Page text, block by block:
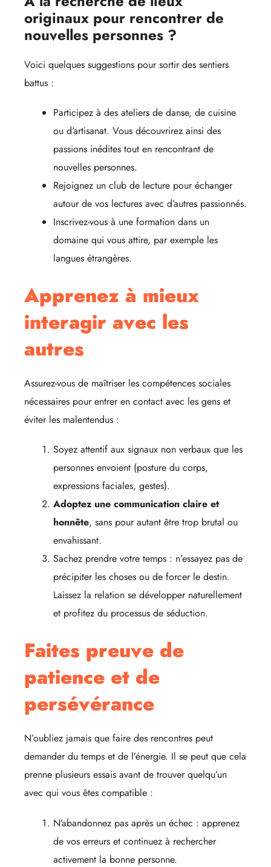
originaux pour rencontrer de
nouvelles personnes ?
Voici quelques suggestions pour sortir des sentiers
battus :
Participez à des ateliers de danse, de cuisine
ou d’artisanat. Vous découvrirez ainsi des
passions inédites tout en rencontrant de
nouvelles personnes.
Rejoignez un club de lecture pour échanger
autour de vos lectures avec d’autres passionnés.
Inscrivez-vous à une formation dans un
domaine qui vous attire, par exemple les
langues étrangères.
Apprenez à mieux
interagir avec les
autres
Assurez-vous de maîtriser les compétences sociales
nécessaires pour entrer en contact avec les gens et
éviter les malentendus :
Soyez attentif aux signaux non verbaux que les
personnes envoient (posture du corps,
expressions faciales, gestes).
Adoptez une communication claire et
honnête, sans pour autant être trop brutal ou
envahissant.
Sachez prendre votre temps : n’essayez pas de
précipiter les choses ou de forcer le destin.
Laissez la relation se développer naturellement
et profitez du processus de séduction.
Faites preuve de
patience et de
persévérance
N’oubliez jamais que faire des rencontres peut
demander du temps et de l’énergie. Il se peut que cela
prenne plusieurs essais avant de trouver quelqu’un
avec qui vous êtes compatible :
N’abandonnez pas après un échec : apprenez
de vos erreurs et continuez à rechercher
activement la bonne personne.